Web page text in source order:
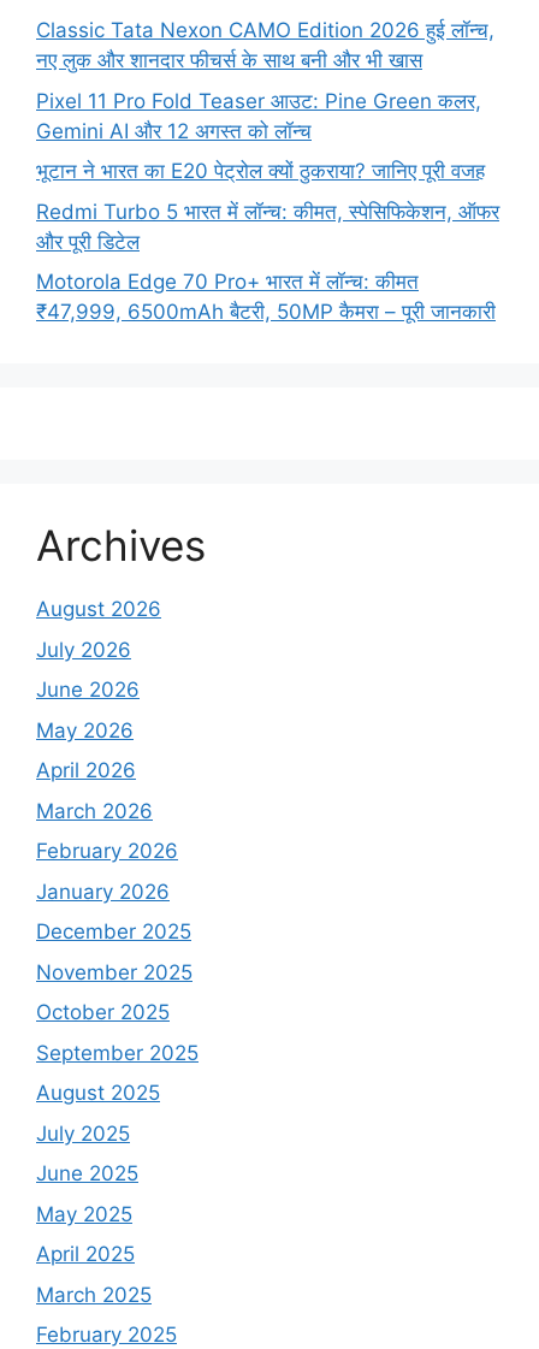
Classic Tata Nexon CAMO Edition 2026 हुई लॉन्च,
नए लुक और शानदार फीचर्स के साथ बनी और भी खास
Pixel 11 Pro Fold Teaser आउट: Pine Green कलर,
Gemini AI और 12 अगस्त को लॉन्च
भूटान ने भारत का E20 पेट्रोल क्यों ठुकराया? जानिए पूरी वजह
Redmi Turbo 5 भारत में लॉन्च: कीमत, स्पेसिफिकेशन, ऑफर
और पूरी डिटेल
Motorola Edge 70 Pro+ भारत में लॉन्च: कीमत
₹47,999, 6500mAh बैटरी, 50MP कैमरा – पूरी जानकारी
Archives
August 2026
July 2026
June 2026
May 2026
April 2026
March 2026
February 2026
January 2026
December 2025
November 2025
October 2025
September 2025
August 2025
July 2025
June 2025
May 2025
April 2025
March 2025
February 2025